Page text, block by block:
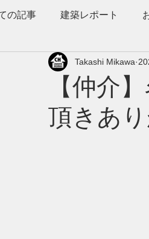
の記事 建築レポート
【仲介
頂きあ
Takashi Mikawa